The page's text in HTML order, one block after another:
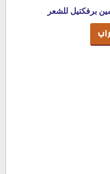
شراب
2020
برفكتيل للشعر